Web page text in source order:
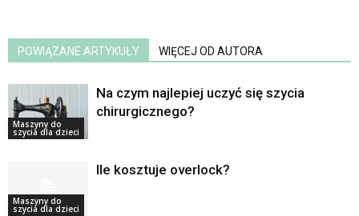
POWIĄZANE ARTYKUŁY WIĘCEJ OD AUTORA
Maszyny do
szycia dla dzieci
Na czym najlepiej uczyć się szycia
chirurgicznego?
Maszyny do
szycia dla dzieci
Ile kosztuje overlock?